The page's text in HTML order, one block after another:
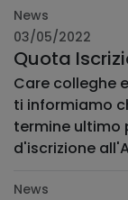
News
03/05/2022
Quota
Care colleghe e cari
ti informiamo
termine ultimo
d'iscrizione
News